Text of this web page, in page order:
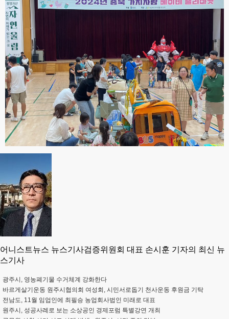
어니스트뉴스 뉴스기사검증위원회 대표 손시훈 기자의 최신 뉴
스기사
광주시, 영농폐기물 수거체계 강화한다
바르게살기운동 원주시협의회 여성회, 시민서로돕기 천사운동 후원금 기탁
전남도, 11월 임업인에 최필승 농업회사법인 미래로 대표
원주시, 성공사례로 보는 소상공인 경제포럼 특별강연 개최